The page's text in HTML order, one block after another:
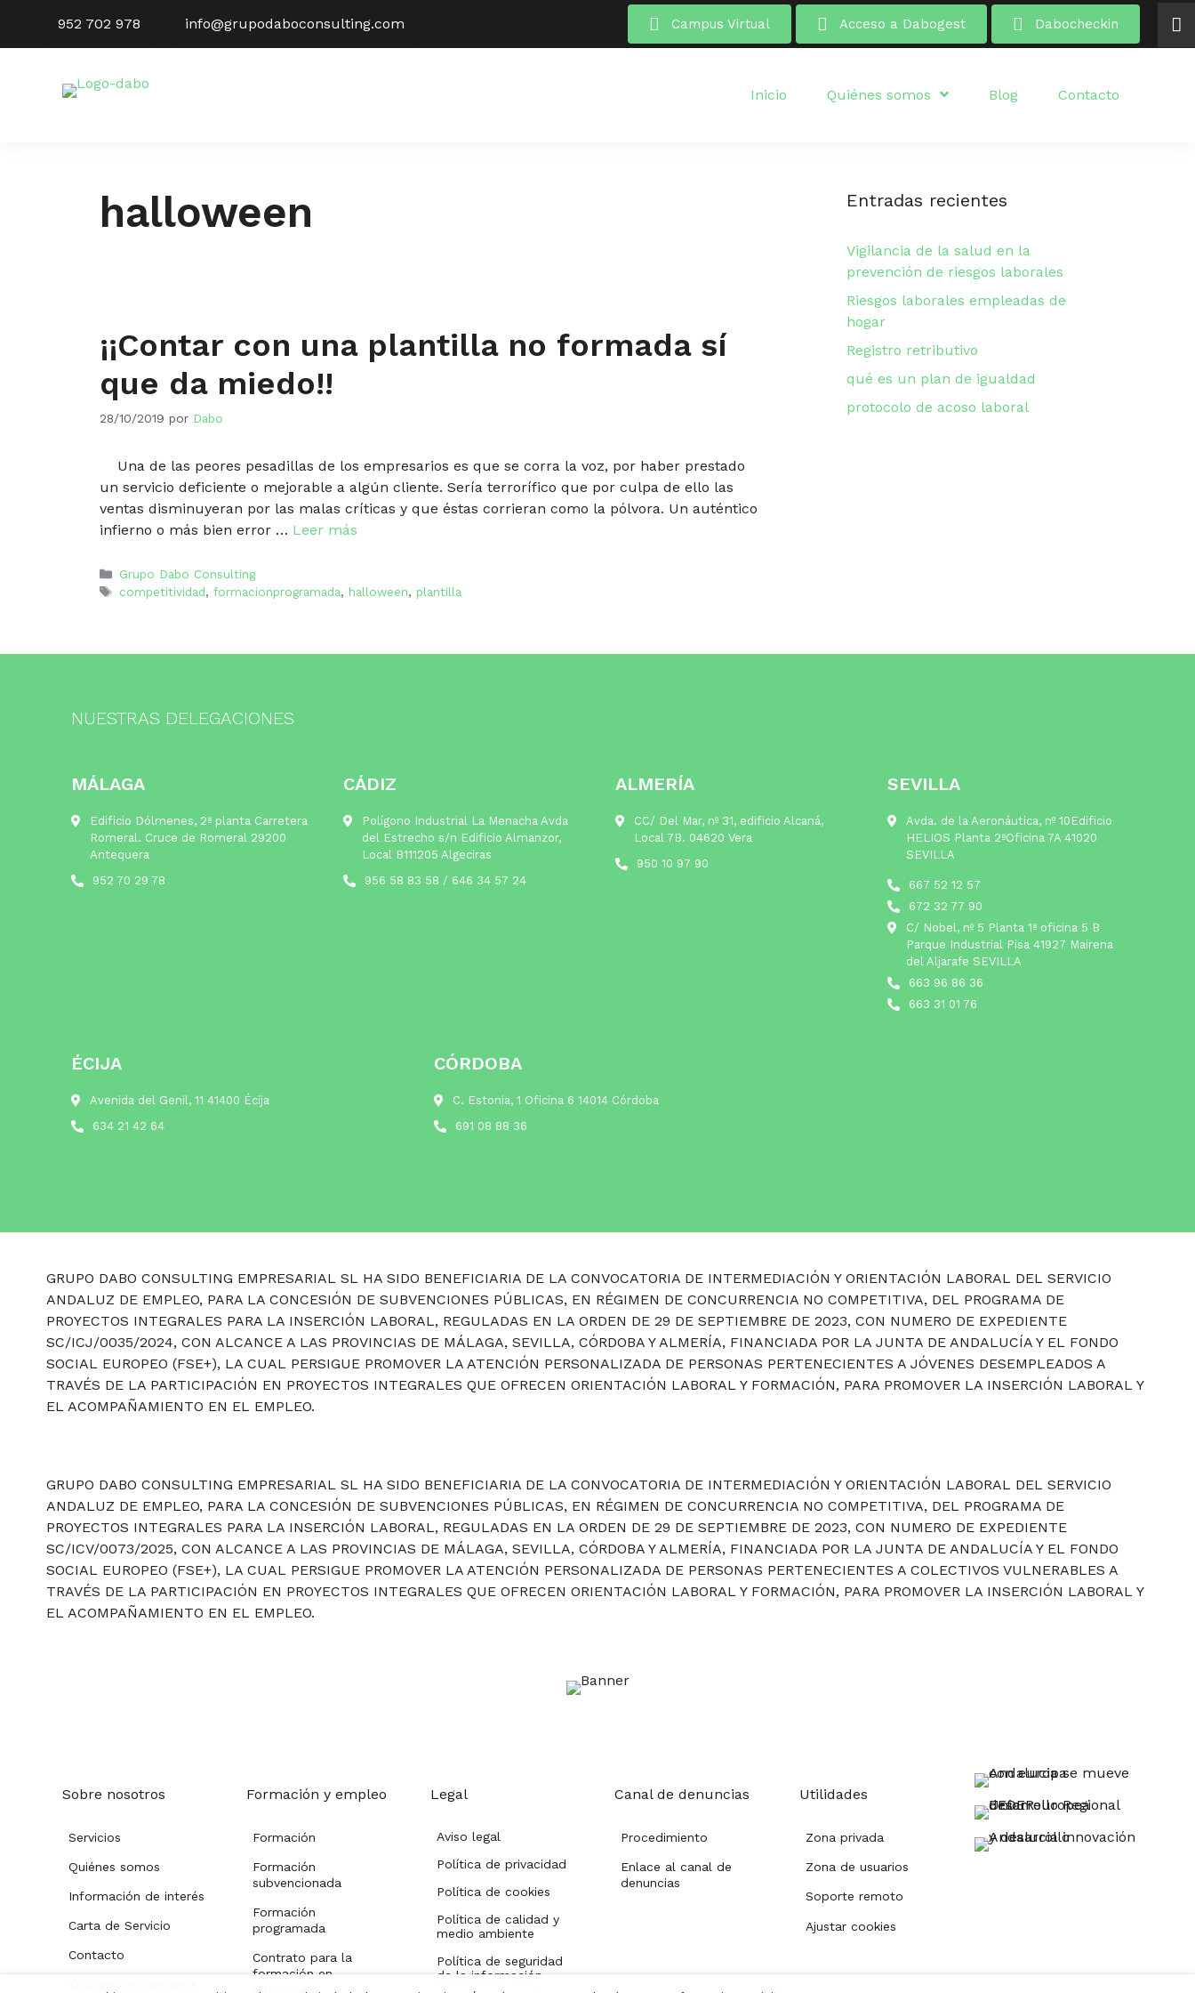
contenido
952 702 978 info@grupodaboconsulting.com Campus Virtual Acceso a Dabogest Dabocheckin
Inicio Quiénes somos Blog Contacto
halloween
¡¡Contar con una plantilla no formada sí
que da miedo!!
28/10/2019 por Dabo
Una de las peores pesadillas de los empresarios es que se corra la voz, por haber prestado
un servicio deficiente o mejorable a algún cliente. Sería terrorífico que por culpa de ello las
ventas disminuyeran por las malas críticas y que éstas corrieran como la pólvora. Un auténtico
infierno o más bien error … Leer más
Categorías
Grupo Dabo Consulting
Etiquetas
competitividad, formacionprogramada, halloween, plantilla
Entradas recientes
Vigilancia de la salud en la
prevención de riesgos laborales
Riesgos laborales empleadas de
hogar
Registro retributivo
qué es un plan de igualdad
protocolo de acoso laboral
NUESTRAS DELEGACIONES
MÁLAGA
Edificio Dólmenes, 2ª planta Carretera
Romeral. Cruce de Romeral 29200
Antequera
952 70 29 78
CÁDIZ
Polígono Industrial La Menacha Avda
del Estrecho s/n Edificio Almanzor,
Local B111205 Algeciras
956 58 83 58 / 646 34 57 24
ALMERÍA
CC/ Del Mar, nº 31, edificio Alcaná,
Local 7B. 04620 Vera
950 10 97 90
SEVILLA
Avda. de la Aeronáutica, nº 10Edificio
HELIOS Planta 2ªOficina 7A 41020
SEVILLA
667 52 12 57
672 32 77 90
C/ Nobel, nº 5 Planta 1ª oficina 5 B
Parque Industrial Pisa 41927 Mairena
del Aljarafe SEVILLA
663 96 86 36
663 31 01 76
ÉCIJA
Avenida del Genil, 11 41400 Écija
634 21 42 64
CÓRDOBA
C. Estonia, 1 Oficina 6 14014 Córdoba
691 08 88 36
GRUPO DABO CONSULTING EMPRESARIAL SL HA SIDO BENEFICIARIA DE LA CONVOCATORIA DE INTERMEDIACIÓN Y ORIENTACIÓN LABORAL DEL SERVICIO
ANDALUZ DE EMPLEO, PARA LA CONCESIÓN DE SUBVENCIONES PÚBLICAS, EN RÉGIMEN DE CONCURRENCIA NO COMPETITIVA, DEL PROGRAMA DE
PROYECTOS INTEGRALES PARA LA INSERCIÓN LABORAL, REGULADAS EN LA ORDEN DE 29 DE SEPTIEMBRE DE 2023, CON NUMERO DE EXPEDIENTE
SC/ICJ/0035/2024, CON ALCANCE A LAS PROVINCIAS DE MÁLAGA, SEVILLA, CÓRDOBA Y ALMERÍA, FINANCIADA POR LA JUNTA DE ANDALUCÍA Y EL FONDO
SOCIAL EUROPEO (FSE+), LA CUAL PERSIGUE PROMOVER LA ATENCIÓN PERSONALIZADA DE PERSONAS PERTENECIENTES A JÓVENES DESEMPLEADOS A
TRAVÉS DE LA PARTICIPACIÓN EN PROYECTOS INTEGRALES QUE OFRECEN ORIENTACIÓN LABORAL Y FORMACIÓN, PARA PROMOVER LA INSERCIÓN LABORAL Y
EL ACOMPAÑAMIENTO EN EL EMPLEO.
GRUPO DABO CONSULTING EMPRESARIAL SL HA SIDO BENEFICIARIA DE LA CONVOCATORIA DE INTERMEDIACIÓN Y ORIENTACIÓN LABORAL DEL SERVICIO
ANDALUZ DE EMPLEO, PARA LA CONCESIÓN DE SUBVENCIONES PÚBLICAS, EN RÉGIMEN DE CONCURRENCIA NO COMPETITIVA, DEL PROGRAMA DE
PROYECTOS INTEGRALES PARA LA INSERCIÓN LABORAL, REGULADAS EN LA ORDEN DE 29 DE SEPTIEMBRE DE 2023, CON NUMERO DE EXPEDIENTE
SC/ICV/0073/2025, CON ALCANCE A LAS PROVINCIAS DE MÁLAGA, SEVILLA, CÓRDOBA Y ALMERÍA, FINANCIADA POR LA JUNTA DE ANDALUCÍA Y EL FONDO
SOCIAL EUROPEO (FSE+), LA CUAL PERSIGUE PROMOVER LA ATENCIÓN PERSONALIZADA DE PERSONAS PERTENECIENTES A COLECTIVOS VULNERABLES A
TRAVÉS DE LA PARTICIPACIÓN EN PROYECTOS INTEGRALES QUE OFRECEN ORIENTACIÓN LABORAL Y FORMACIÓN, PARA PROMOVER LA INSERCIÓN LABORAL Y
EL ACOMPAÑAMIENTO EN EL EMPLEO.
Sobre nosotros
Servicios
Quiénes somos
Información de interés
Carta de Servicio
Contacto
Formación y empleo
Formación
Formación
subvencionada
Formación
programada
Contrato para la
formación en
alternancia
Legal
Aviso legal
Política de privacidad
Política de cookies
Política de calidad y
medio ambiente
Política de seguridad
de la información
Canal de denuncias
Procedimiento
Enlace al canal de
denuncias
Utilidades
Zona privada
Zona de usuarios
Soporte remoto
Ajustar cookies